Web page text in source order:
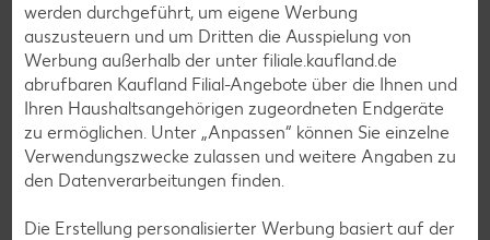
werden durchgeführt, um eigene Werbung
auszusteuern und um Dritten die Ausspielung von
Werbung außerhalb der unter filiale.kaufland.de
abrufbaren Kaufland Filial-Angebote über die Ihnen und
Ihren Haushaltsangehörigen zugeordneten Endgeräte
zu ermöglichen. Unter „Anpassen“ können Sie einzelne
Verwendungszwecke zulassen und weitere Angaben zu
den Datenverarbeitungen finden.
Die Erstellung personalisierter Werbung basiert auf der